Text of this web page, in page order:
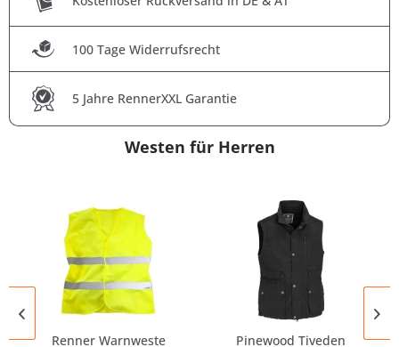
100 Tage Widerrufsrecht
5 Jahre RennerXXL Garantie
Westen für Herren
Renner Warnweste
Pinewood Tiveden